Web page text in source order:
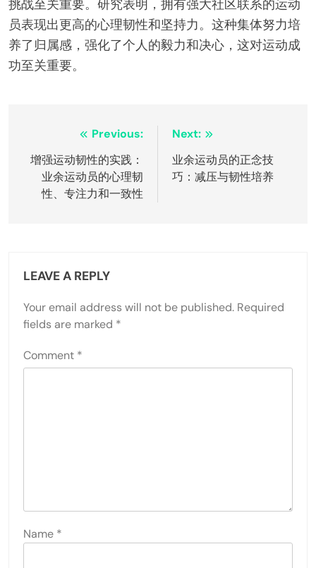
挑战至关重要。研究表明，拥有强大社区联系的运动
员表现出更高的心理韧性和坚持力。这种集体努力培
养了归属感，强化了个人的毅力和决心，这对运动成
功至关重要。
navigation
Previous:
增强运动韧性的实践：
业余运动员的心理韧
性、专注力和一致性
Next:
业余运动员的正念技
巧：减压与韧性培养
LEAVE A REPLY
Your email address will not be published. Required
fields are marked *
Comment *
Name *